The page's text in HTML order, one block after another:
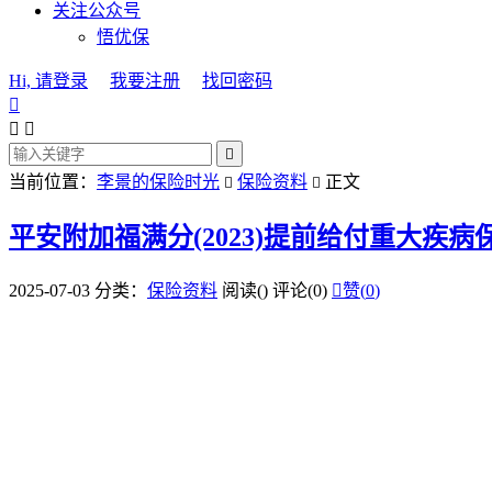
关注公众号
悟优保
Hi, 请登录 我要注册
找回密码

 

当前位置： 李景的保险时光  保险资料  正文
平安附加福满分(2023)提前给付重大疾病
2025-07-03 分类： 保险资料 阅读() 评论(0) 赞(0)